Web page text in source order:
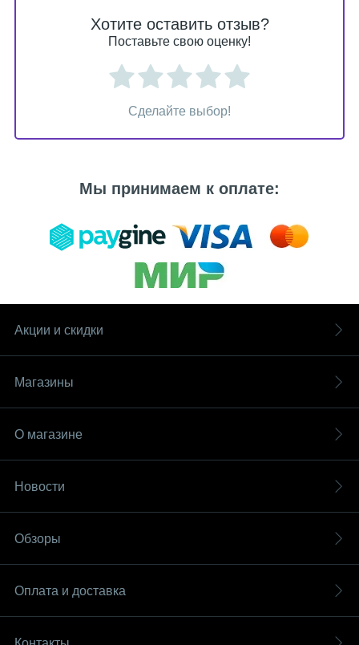
Хотите оставить отзыв?
Поставьте свою оценку!
Сделайте выбор!
Мы принимаем к оплате:
Акции и скидки
Магазины
О магазине
Новости
Обзоры
Оплата и доставка